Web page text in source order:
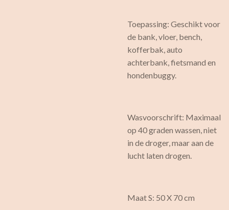
Toepassing: Geschikt voor
de bank, vloer, bench,
kofferbak, auto
achterbank, fietsmand en
hondenbuggy.
Wasvoorschrift: Maximaal
op 40 graden wassen, niet
in de droger, maar aan de
lucht laten drogen.
Maat S: 50 X 70 cm